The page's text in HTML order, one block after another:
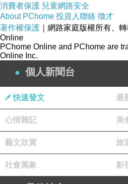
消費者保護 兒童網路安全
About PChome 投資人聯絡 徵才
著作權保護 ｜網路家庭版權所有、
Online
PChome Online and PChome are
Online Inc.
個人新聞台
快速發文 最
心情雜記 美
藝文欣賞 旅
社會萬象 影